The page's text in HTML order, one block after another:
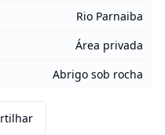
Rio Parnaiba
Área privada
Abrigo sob rocha